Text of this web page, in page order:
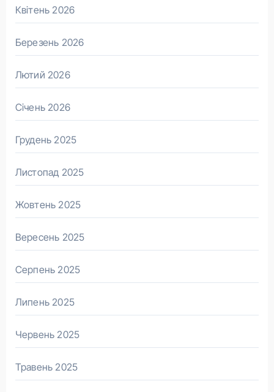
Квітень 2026
Березень 2026
Лютий 2026
Січень 2026
Грудень 2025
Листопад 2025
Жовтень 2025
Вересень 2025
Серпень 2025
Липень 2025
Червень 2025
Травень 2025